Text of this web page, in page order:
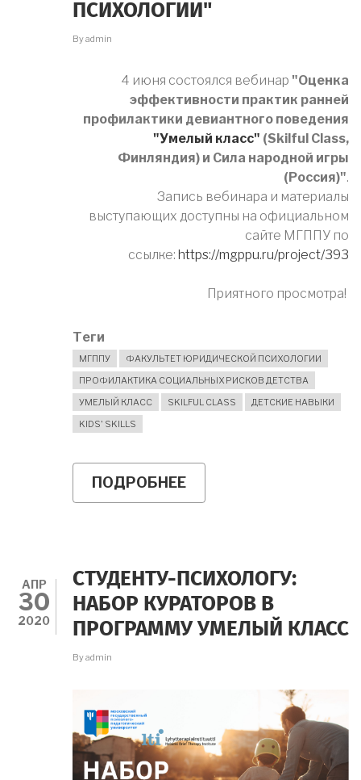
ПСИХОЛОГИИ"
Byadmin
4 июня состоялся вебинар "Оценка
эффективности практик ранней
профилактики девиантного поведения
"Умелый класс" (Skilful Class,
Финляндия) и Сила народной игры
(Россия)".
Запись вебинара и материалы
выступающих доступны на официальном
сайте МГППУ по
ссылке: https://mgppu.ru/project/393
Приятного просмотра!
Теги
МГППУ
ФАКУЛЬТЕТ ЮРИДИЧЕСКОЙ ПСИХОЛОГИИ
ПРОФИЛАКТИКА СОЦИАЛЬНЫХ РИСКОВ ДЕТСТВА
УМЕЛЫЙ КЛАСС
SKILFUL CLASS
ДЕТСКИЕ НАВЫКИ
KIDS' SKILLS
ПОДРОБНЕЕ
ЦИКЛ
ОБРАЗОВАНИИ
И
ПСИХОЛОГИИ"
АПР
30
2020
СТУДЕНТУ-ПСИХОЛОГУ:
НАБОР КУРАТОРОВ В
ПРОГРАММУ УМЕЛЫЙ КЛАСС
Byadmin